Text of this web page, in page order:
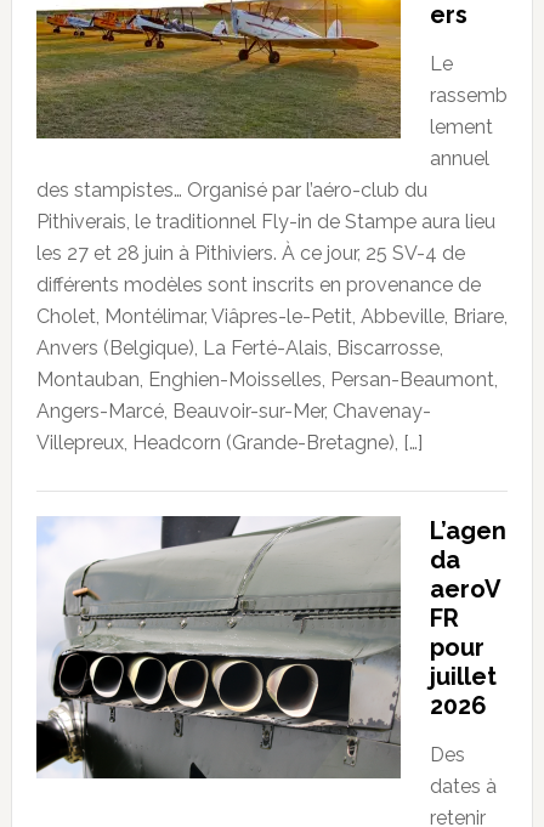
ers
Le
rassemb
lement
annuel
des stampistes… Organisé par l’aéro-club du
Pithiverais, le traditionnel Fly-in de Stampe aura lieu
les 27 et 28 juin à Pithiviers. À ce jour, 25 SV-4 de
différents modèles sont inscrits en provenance de
Cholet, Montélimar, Viâpres-le-Petit, Abbeville, Briare,
Anvers (Belgique), La Ferté-Alais, Biscarrosse,
Montauban, Enghien-Moisselles, Persan-Beaumont,
Angers-Marcé, Beauvoir-sur-Mer, Chavenay-
Villepreux, Headcorn (Grande-Bretagne), […]
L’agen
da
aeroV
FR
pour
juillet
2026
Des
dates à
retenir